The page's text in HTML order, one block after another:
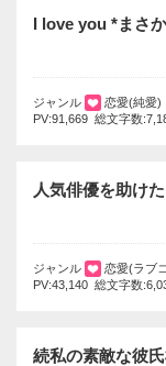
I love you *まさ
ジャンル
恋愛(純愛)
PV:91,669 総文字数
人気俳優を助け
ジャンル
恋愛(ラブ
PV:43,140 総文字数
続私の素敵な彼